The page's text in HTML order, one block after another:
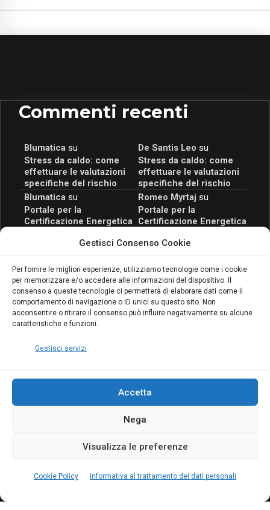
Gestisci Consenso Cookie
Per fornire le migliori esperienze, utilizziamo tecnologie come i cookie
per memorizzare e/o accedere alle informazioni del dispositivo. Il
consenso a queste tecnologie ci permetterà di elaborare dati come il
comportamento di navigazione o ID unici su questo sito. Non
acconsentire o ritirare il consenso può influire negativamente su alcune
caratteristiche e funzioni.
Gestisci servizi
Accetta
Nega
Visualizza le preferenze
Cookie Policy Informativa al trattamento dei dati personali
Commenti recenti
Blumaticasu
Stress da caldo: come
effettuare le valutazioni
specifiche del rischio
De Santis Leo su
Stress da caldo: come
effettuare le valutazioni
specifiche del rischio
Blumaticasu
Portale per la
Certificazione Energetica
scopri il Corso Blumatica
Romeo Myrtaj su
Portale per la
Certificazione Energetica
scopri il Corso Blumatica
Blumaticasu
Coordinatore della
Sicurezza: cosa è
richiesto per abilitazione
e aggiornamento
Copyright Blumatica
MENU